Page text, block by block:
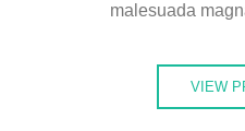
malesuada
VIEW